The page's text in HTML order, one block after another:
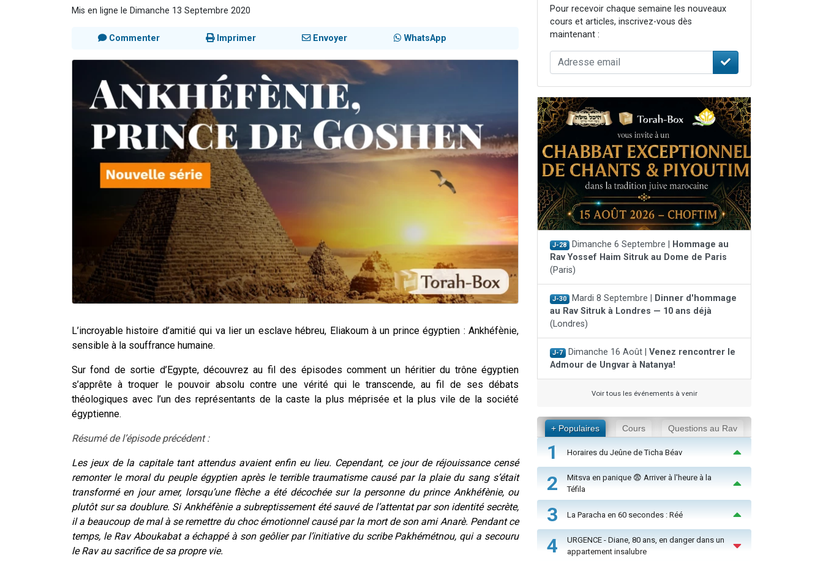
Mis en ligne le Dimanche 13 Septembre 2020
Commenter Imprimer Envoyer WhatsApp
L’incroyable histoire d’amitié qui va lier un esclave hébreu, Eliakoum à un prince égyptien : Ankhéfènie,
sensible à la souffrance humaine.
Sur fond de sortie d’Egypte, découvrez au fil des épisodes comment un héritier du trône égyptien
s’apprête à troquer le pouvoir absolu contre une vérité qui le transcende, au fil de ses débats
théologiques avec l’un des représentants de la caste la plus méprisée et la plus vile de la société
égyptienne.
Résumé de l’épisode précédent :
Les jeux de la capitale tant attendus avaient enfin eu lieu. Cependant, ce jour de réjouissance censé
remonter le moral du peuple égyptien après le terrible traumatisme causé par la plaie du sang s’était
transformé en jour amer, lorsqu’une flèche a été décochée sur la personne du prince Ankhéfènie, ou
plutôt sur sa doublure. Si Ankhéfènie a subreptissement été sauvé de l’attentat par son identité secrète,
il a beaucoup de mal à se remettre du choc émotionnel causé par la mort de son ami Anarè. Pendant ce
temps, le Rav Aboukabat a échappé à son geôlier par l’initiative du scribe Pakhémétnou, qui a secouru
le Rav au sacrifice de sa propre vie.
Pour recevoir chaque semaine les nouveaux
cours et articles, inscrivez-vous dès
maintenant :
J-28 Dimanche 6 Septembre |
Hommage au
Rav Yossef Haim Sitruk au Dome de Paris
(Paris)
J-30 Mardi 8 Septembre |
Dinner d'hommage
au Rav Sitruk à Londres — 10 ans déjà
(Londres)
J-7 Dimanche 16 Août | Venez rencontrer le
Admour de Ungvar à Natanya!
Voir tous les événements à venir
+ Populaires Cours Questions au Rav
1 Horaires du Jeûne de Ticha Béav
2
Mitsva en panique 😨 Arriver à l'heure à la
Téfila
3 La Paracha en 60 secondes : Réé
4
URGENCE - Diane, 80 ans, en danger dans un
appartement insalubre